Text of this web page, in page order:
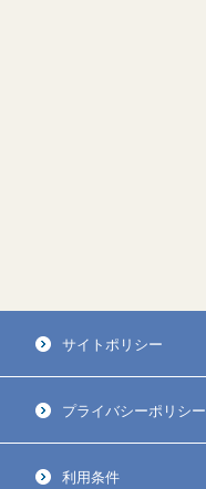
サイトポリシー
プライバシーポリシー
利用条件